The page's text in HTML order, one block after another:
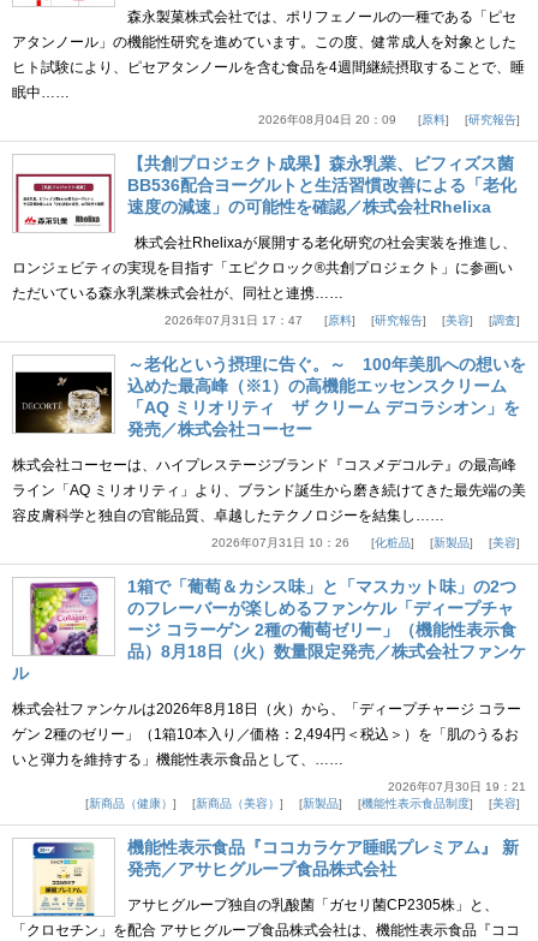
森永製菓株式会社では、ポリフェノールの一種である「ピセ
アタンノール」の機能性研究を進めています。この度、健常成人を対象とした
ヒト試験により、ピセアタンノールを含む食品を4週間継続摂取することで、睡
眠中……
2026年08月04日 20：09 原料 研究報告
【共創プロジェクト成果】森永乳業、ビフィズス菌
BB536配合ヨーグルトと生活習慣改善による「老化
速度の減速」の可能性を確認／株式会社Rhelixa
株式会社Rhelixaが展開する老化研究の社会実装を推進し、
ロンジェビティの実現を目指す「エピクロック®共創プロジェクト」に参画い
ただいている森永乳業株式会社が、同社と連携……
2026年07月31日 17：47 原料 研究報告 美容 調査
～老化という摂理に告ぐ。～ 100年美肌への想いを
込めた最高峰（※1）の高機能エッセンスクリーム
「AQ ミリオリティ ザ クリーム デコラシオン」を
発売／株式会社コーセー
株式会社コーセーは、ハイプレステージブランド『コスメデコルテ』の最高峰
ライン「AQ ミリオリティ」より、ブランド誕生から磨き続けてきた最先端の美
容皮膚科学と独自の官能品質、卓越したテクノロジーを結集し……
2026年07月31日 10：26 化粧品 新製品 美容
1箱で「葡萄＆カシス味」と「マスカット味」の2つ
のフレーバーが楽しめるファンケル「ディープチャ
ージ コラーゲン 2種の葡萄ゼリー」（機能性表示食
品）8月18日（火）数量限定発売／株式会社ファンケ
ル
株式会社ファンケルは2026年8月18日（火）から、「ディープチャージ コラー
ゲン 2種のゼリー」（1箱10本入り／価格：2,494円＜税込＞）を「肌のうるお
いと弾力を維持する」機能性表示食品として、……
2026年07月30日 19：21
新商品（健康）
新商品（美容） 新製品 機能性表示食品制度 美容
機能性表示食品『ココカラケア睡眠プレミアム』 新
発売／アサヒグループ食品株式会社
アサヒグループ独自の乳酸菌「ガセリ菌CP2305株」と、
「クロセチン」を配合 アサヒグループ食品株式会社は、機能性表示食品『ココ